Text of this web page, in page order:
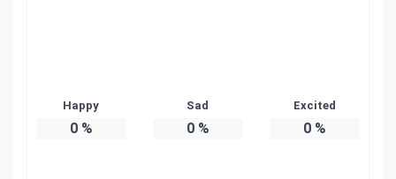
Happy
0%
Sad
0%
Excited
0%